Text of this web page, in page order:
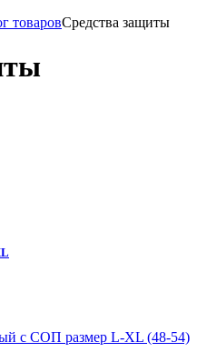
товаровСредства защиты